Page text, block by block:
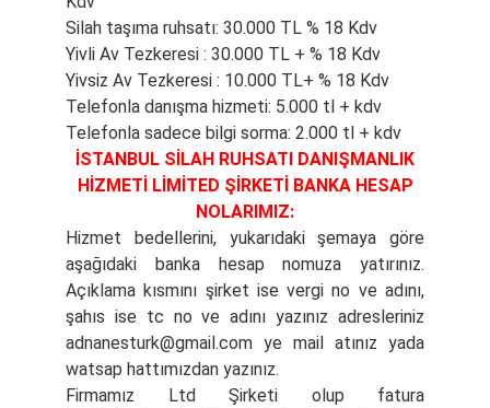
Silah taşıma ruhsatı: 30.000 TL % 18 Kdv
Yivli Av Tezkeresi : 30.000 TL + % 18 Kdv
Yivsiz Av Tezkeresi : 10.000 TL+ % 18 Kdv
Telefonla danışma hizmeti: 5.000 tl + kdv
Telefonla sadece bilgi sorma: 2.000 tl + kdv
İSTANBUL SİLAH RUHSATI DANIŞMANLIK
HİZMETİ LİMİTED ŞİRKETİ BANKA HESAP
NOLARIMIZ:
Hizmet bedellerini, yukarıdaki şemaya göre
aşağıdaki banka hesap nomuza yatırınız.
Açıklama kısmını şirket ise vergi no ve adını,
şahıs ise tc no ve adını yazınız adresleriniz
adnanesturk@gmail.com ye mail atınız yada
watsap hattımızdan yazınız.
Firmamız Ltd Şirketi olup fatura